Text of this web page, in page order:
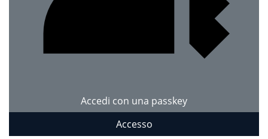
Accedi con una passkey
Accesso